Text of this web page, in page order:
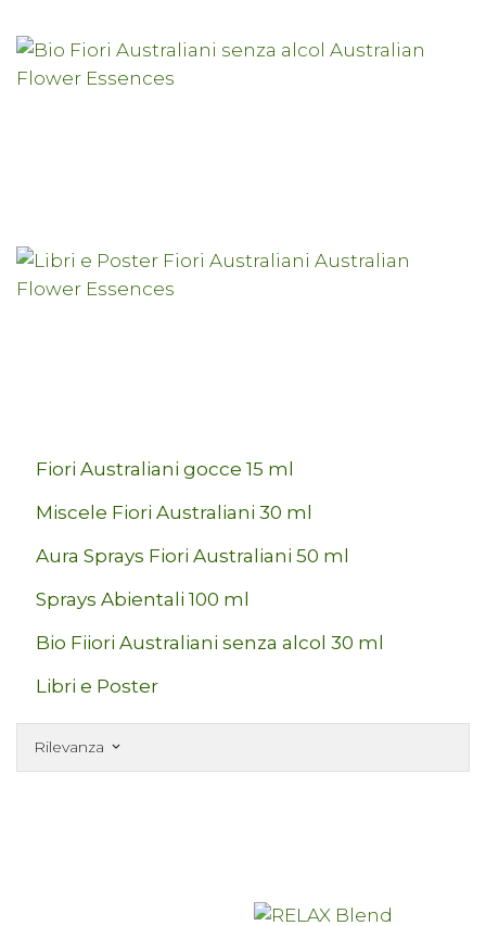
Fiori Australiani gocce 15 ml
Miscele Fiori Australiani 30 ml
Aura Sprays Fiori Australiani 50 ml
Sprays Abientali 100 ml
Bio Fiiori Australiani senza alcol 30 ml
Libri e Poster
Rilevanza keyboard_arrow_down